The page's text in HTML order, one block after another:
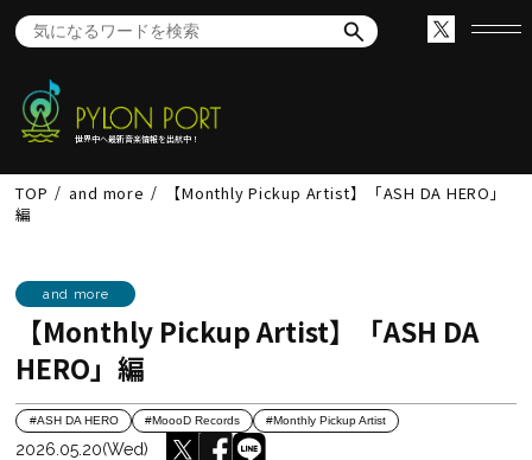
世界中へ最新音楽情報を出航中！
TOP and more
【Monthly Pickup Artist】「ASH DA HERO」
編
and more
【Monthly Pickup Artist】「ASH DA
HERO」編
#ASH DA HERO #MoooD Records #Monthly Pickup Artist
2026.05.20(Wed)